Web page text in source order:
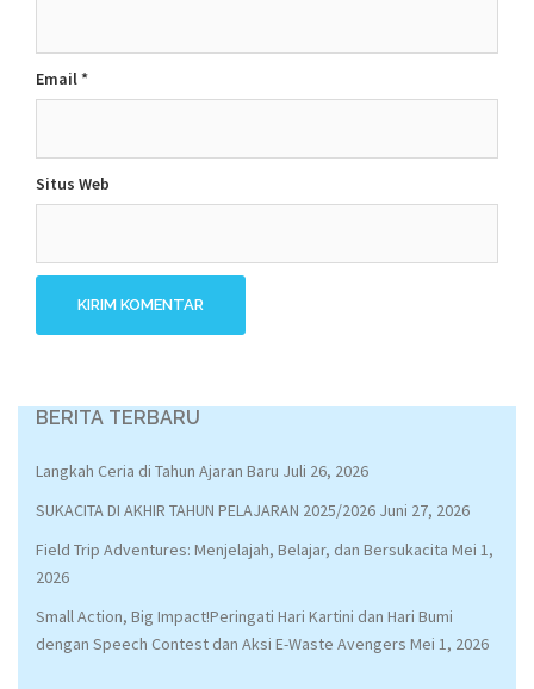
Email *
Situs Web
BERITA TERBARU
Langkah Ceria di Tahun Ajaran Baru Juli 26, 2026
SUKACITA DI AKHIR TAHUN PELAJARAN 2025/2026 Juni 27, 2026
Field Trip Adventures: Menjelajah, Belajar, dan Bersukacita Mei 1,
2026
Small Action, Big Impact!Peringati Hari Kartini dan Hari Bumi
dengan Speech Contest dan Aksi E-Waste Avengers Mei 1, 2026